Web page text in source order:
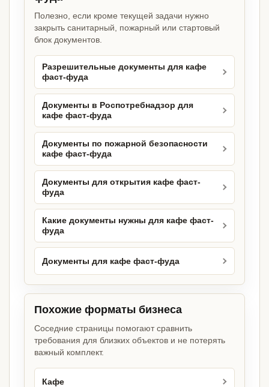
Полезно, если кроме текущей задачи нужно
закрыть санитарный, пожарный или стартовый
блок документов.
Разрешительные документы для кафе
фаст-фуда
Документы в Роспотребнадзор для
кафе фаст-фуда
Документы по пожарной безопасности
кафе фаст-фуда
Документы для открытия кафе фаст-
фуда
Какие документы нужны для кафе фаст-
фуда
Документы для кафе фаст-фуда
Похожие форматы бизнеса
Соседние страницы помогают сравнить
требования для близких объектов и не потерять
важный комплект.
Кафе